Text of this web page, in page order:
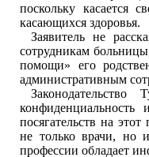
поскольку касается
касающихся здоровья.
Заявитель не
сотрудникам
помощи» его
административным
посягательств на
не только врачи, но
профессии обладает